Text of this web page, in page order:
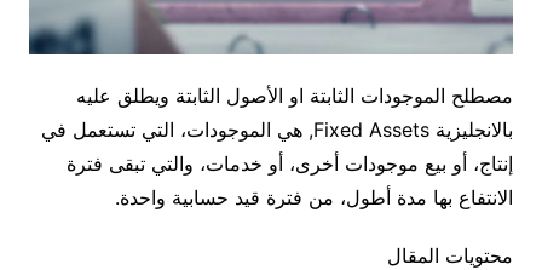
مصطلح الموجودات الثابتة او الأصول الثابتة ويطلق عليه
بالانجليزية Fixed Assets, هي الموجودات، التي تستعمل في
إنتاج، أو بيع موجودات أخرى، أو خدمات، والتي تبقى فترة
الانتفاع بها مدة أطول، من فترة قيد حسابية واحدة.
محتويات المقال